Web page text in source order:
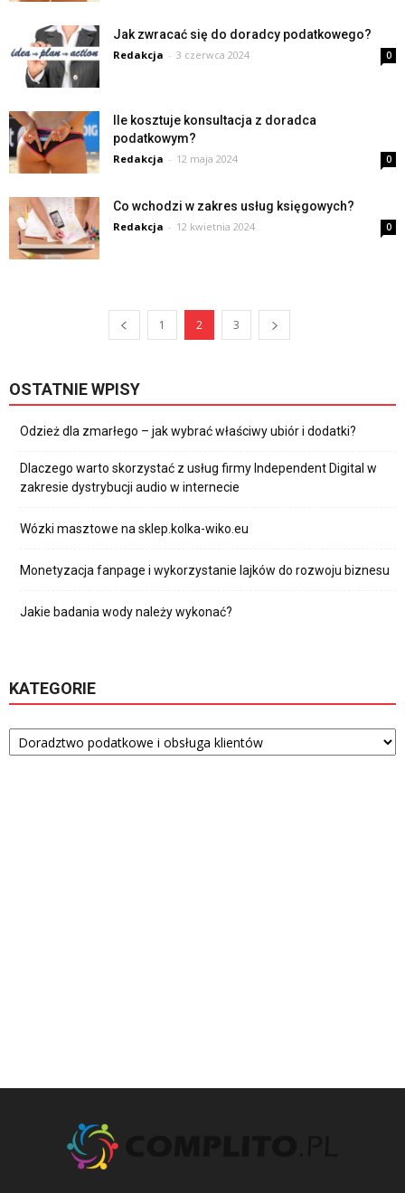
Jak zwracać się do doradcy podatkowego?
Redakcja - 3 czerwca 2024 0
Ile kosztuje konsultacja z doradca
podatkowym?
Redakcja - 12 maja 2024 0
Co wchodzi w zakres usług księgowych?
Redakcja - 12 kwietnia 2024 0
1 2 3
OSTATNIE WPISY
Odzież dla zmarłego – jak wybrać właściwy ubiór i dodatki?
Dlaczego warto skorzystać z usług firmy Independent Digital w
zakresie dystrybucji audio w internecie
Wózki masztowe na sklep.kolka-wiko.eu
Monetyzacja fanpage i wykorzystanie lajków do rozwoju biznesu
Jakie badania wody należy wykonać?
KATEGORIE
Kategorie